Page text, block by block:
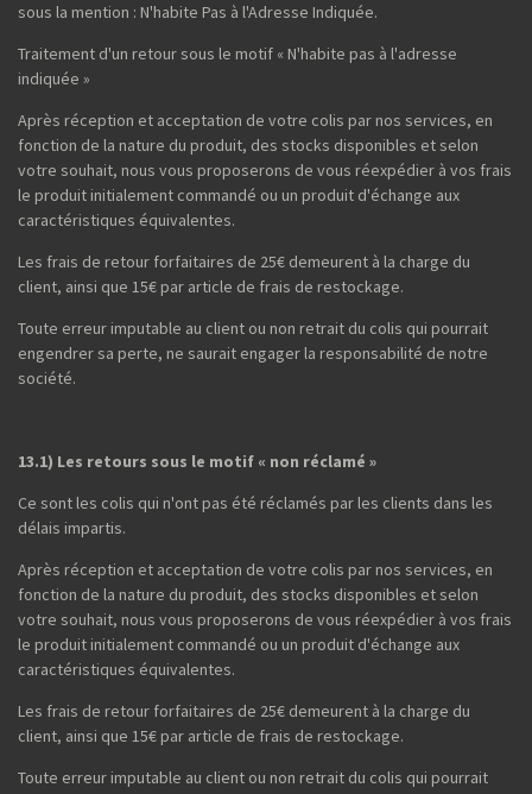
sous la mention : N'habite Pas à l'Adresse Indiquée.
Traitement d'un retour sous le motif « N'habite pas à l'adresse
indiquée »
Après réception et acceptation de votre colis par nos services, en
fonction de la nature du produit, des stocks disponibles et selon
votre souhait, nous vous proposerons de vous réexpédier à vos frais
le produit initialement commandé ou un produit d'échange aux
caractéristiques équivalentes.
Les frais de retour forfaitaires de 25€ demeurent à la charge du
client, ainsi que 15€ par article de frais de restockage.
Toute erreur imputable au client ou non retrait du colis qui pourrait
engendrer sa perte, ne saurait engager la responsabilité de notre
société.
13.1) Les retours sous le motif « non réclamé »
Ce sont les colis qui n'ont pas été réclamés par les clients dans les
délais impartis.
Après réception et acceptation de votre colis par nos services, en
fonction de la nature du produit, des stocks disponibles et selon
votre souhait, nous vous proposerons de vous réexpédier à vos frais
le produit initialement commandé ou un produit d'échange aux
caractéristiques équivalentes.
Les frais de retour forfaitaires de 25€ demeurent à la charge du
client, ainsi que 15€ par article de frais de restockage.
Toute erreur imputable au client ou non retrait du colis qui pourrait